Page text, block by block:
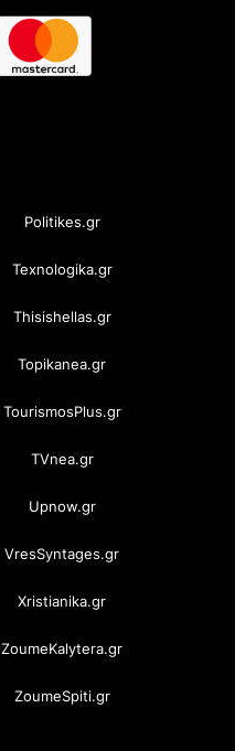
Politikes.gr
Texnologika.gr
Thisishellas.gr
Topikanea.gr
TourismosPlus.gr
TVnea.gr
Upnow.gr
VresSyntages.gr
Xristianika.gr
ZoumeKalytera.gr
ZoumeSpiti.gr